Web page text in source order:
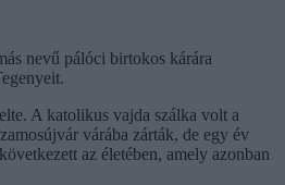
nevű pálóci birtokos kárára
A katolikus vajda szálka volt a
várába zárták, de egy év
az életében, amely azonban